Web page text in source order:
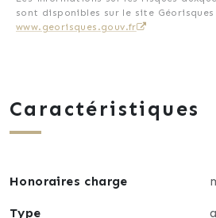
chauffage au gaz, l’eau chaude,
copropriété.
Une cave complète ce bien.
sont disponibles sur le site Géorisques
www.georisques.gouv.fr
Caractéristiques
Honoraires charge
Type